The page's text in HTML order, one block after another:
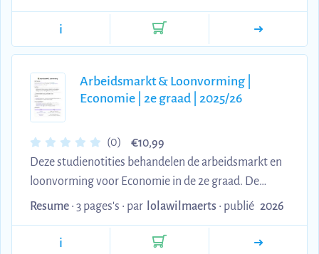
knelpuntberoepen, en de effecten van digitalisering
en automatisering op arbeidsvraag. Het bevat
duidelijke uitleg van kernconcepten, praktische
wervingsproces, wat het ideaal maakt voor
examenvoorbereiding en huiswerkhulp. deze
samenvatting is gebaseerd op het boek Lift 3
doorstroom ...
i
Arbeidsmarkt & Loonvorming |
Economie | 2e graad | 2025/26
(0) €10,99
Deze studienotities behandelen de arbeidsmarkt en
loonvorming voor Economie in de 2e graad. De
kernonderwerpen zijn vraag- en aanbod op de
arbeidsovereenkomsten, minimumlonen,
Resume • 3 pages's • par lolawilmaerts • publié 2026
i